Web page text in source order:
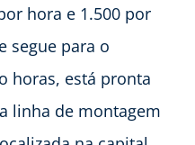
hora e 1.500 por
segue para o
horas, está pronta
linha de montagem